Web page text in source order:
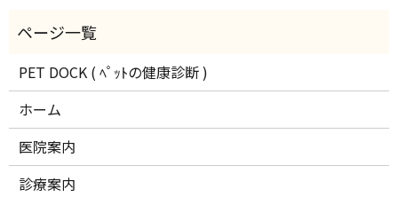
PET DOCK ( ﾍﾟｯﾄの健康診断 )
ホーム
医院案内
診療案内